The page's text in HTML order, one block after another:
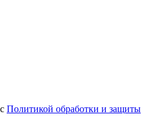
Политикой обработки и защиты